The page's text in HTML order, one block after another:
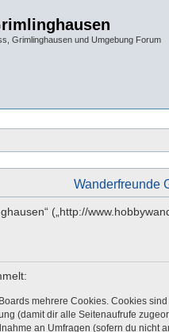
Grimlinghausen und Umgebung Forum
Wanderfreunde
(„http://
mehrere Cookies. Cookies
(damit dir alle Seitenaufrufe
an Umfragen (sofern du